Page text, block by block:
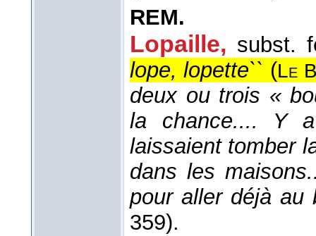
REM.
Lopaille, subst.
lope, lopette`` (Le
deux ou trois «
la chance.... Y
laissaient tomber
dans les
pour aller déjà
359).